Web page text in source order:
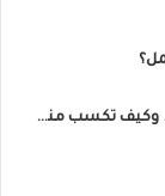
منه المال ببساطة؟